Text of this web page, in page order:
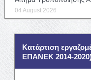
04 August 2026
Κατάρτιση
ΕΠΑΝΕΚ 2014-